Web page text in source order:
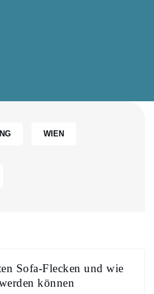
WIEN
Sofa-Flecken und wie
können